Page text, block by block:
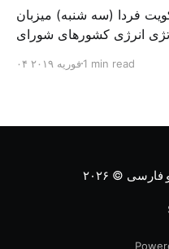
فردا (سه شنبه) میزبان
انرژی کشورهای شورای
و گاز در این کنفرانس
۰۴ فوریه ۲۰۱۹1 min read
فارسی © ۲۰۲۶